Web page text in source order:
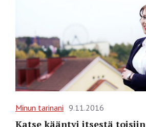
Minun tarinani 9.11.2016
Katse kääntyi itsestä toisiin